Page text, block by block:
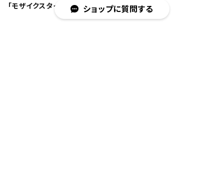
「モザイクスタイル」とはショップに質問する